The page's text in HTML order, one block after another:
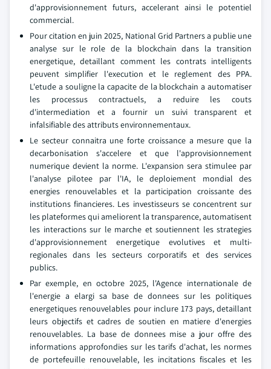
d'approvisionnement futurs, accelerant ainsi le potentiel
commercial.
Pour citation en juin 2025, National Grid Partners a publie une
analyse sur le role de la blockchain dans la transition
energetique, detaillant comment les contrats intelligents
peuvent simplifier l'execution et le reglement des PPA.
L'etude a souligne la capacite de la blockchain a automatiser
les processus contractuels, a reduire les couts
d'intermediation et a fournir un suivi transparent et
infalsifiable des attributs environnementaux.
Le secteur connaitra une forte croissance a mesure que la
decarbonisation s'accelere et que l'approvisionnement
numerique devient la norme. L'expansion sera stimulee par
l'analyse pilotee par l'IA, le deploiement mondial des
energies renouvelables et la participation croissante des
institutions financieres. Les investisseurs se concentrent sur
les plateformes qui ameliorent la transparence, automatisent
les interactions sur le marche et soutiennent les strategies
d'approvisionnement energetique evolutives et multi-
regionales dans les secteurs corporatifs et des services
publics.
Par exemple, en octobre 2025, l'Agence internationale de
l'energie a elargi sa base de donnees sur les politiques
energetiques renouvelables pour inclure 173 pays, detaillant
leurs objectifs et cadres de soutien en matiere d'energies
renouvelables. La base de donnees mise a jour offre des
informations approfondies sur les tarifs d'achat, les normes
de portefeuille renouvelable, les incitations fiscales et les